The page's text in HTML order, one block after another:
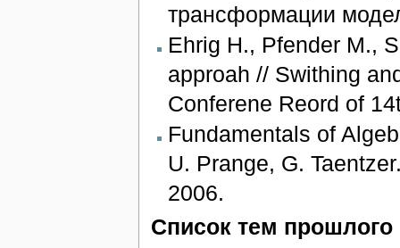
трансформации
Ehrig H., Pfender M.,
approah // Swithing
Conferene Reord of
Fundamentals of
U. Prange, G.
2006.
Список тем прошлого